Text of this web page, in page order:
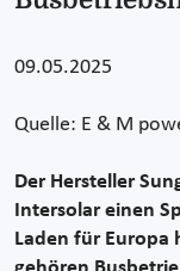
09.05.2025
Quelle: E & M
Der Hersteller
Intersolar einen
Laden für Europa